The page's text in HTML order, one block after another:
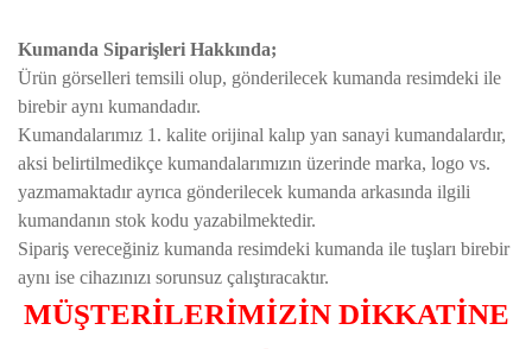
Kumanda Siparişleri Hakkında;
Ürün görselleri temsili olup, gönderilecek kumanda resimdeki ile
birebir aynı kumandadır.
Kumandalarımız 1. kalite orijinal kalıp yan sanayi kumandalardır,
aksi belirtilmedikçe kumandalarımızın üzerinde marka, logo vs.
yazmamaktadır ayrıca gönderilecek kumanda arkasında ilgili
kumandanın stok kodu yazabilmektedir.
Sipariş vereceğiniz kumanda resimdeki kumanda ile tuşları birebir
aynı ise cihazınızı sorunsuz çalıştıracaktır.
MÜŞTERİLERİMİZİN DİKKATİNE